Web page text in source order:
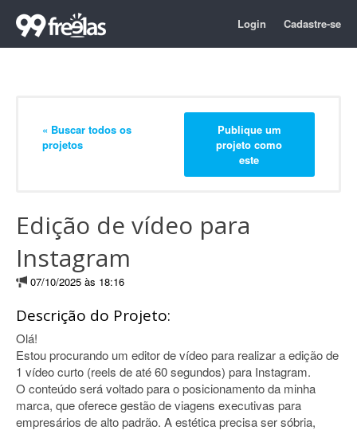
Login Cadastre-se
« Buscar todos os
projetos
Publique um
projeto como
este
Edição de vídeo para
Instagram
07/10/2025 às 18:16
Descrição do Projeto:
Olá!
Estou procurando um editor de vídeo para realizar a edição de
1 vídeo curto (reels de até 60 segundos) para Instagram.
O conteúdo será voltado para o posicionamento da minha
marca, que oferece gestão de viagens executivas para
empresários de alto padrão. A estética precisa ser sóbria,